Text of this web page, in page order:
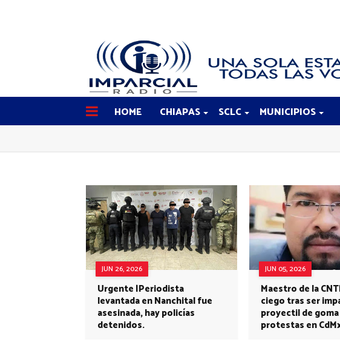
HOME CHIAPAS SCLC MUNICIPIOS
JUN 26, 2026
Urgente |Periodista
levantada en Nanchital fue
asesinada, hay policías
detenidos.
JUN 05, 2026
Maestro de la
ciego tras ser
proyectil de
protestas en